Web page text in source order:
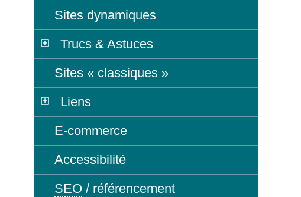
Sites dynamiques
Trucs & Astuces
Sites « classiques »
Liens
E-commerce
Accessibilité
SEO / référencement